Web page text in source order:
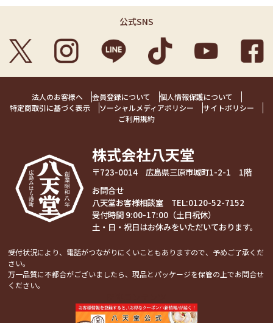
公式SNS
法人のお客様へ 会員登録について
個人情報保護について
特定商取引に基づく表示
ソーシャルメディアポリシー
サイトポリシー
ご利用規約
株式会社八天堂
〒723-0014 広島県三原市城町1-2-1 1階
お問合せ
八天堂お客様相談室 TEL:0120-52-7152
受付時間 9:00-17:00（土日祝休）
土・日・祝日はお休みをいただいております。
受付状況により、電話がつながりにくいこともありますので、予めご了承くだ
さい。
万一品質に不都合がございましたら、現品とパッケージを保管の上でお問合せ
ください。